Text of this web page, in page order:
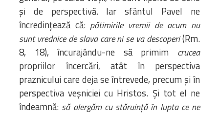
și de perspectivă. Iar sfântul Pavel ne
încredințează că: pătimirile vremii de acum nu
sunt vrednice de slava care ni se va descoperi(Rm.
8, 18), încurajându-ne să primim crucea
propriilor încercări, atât în perspectiva
praznicului care deja se întrevede, precum și în
perspectiva veșniciei cu Hristos. Și tot el ne
îndeamnă: să alergăm cu stăruință în lupta ce ne